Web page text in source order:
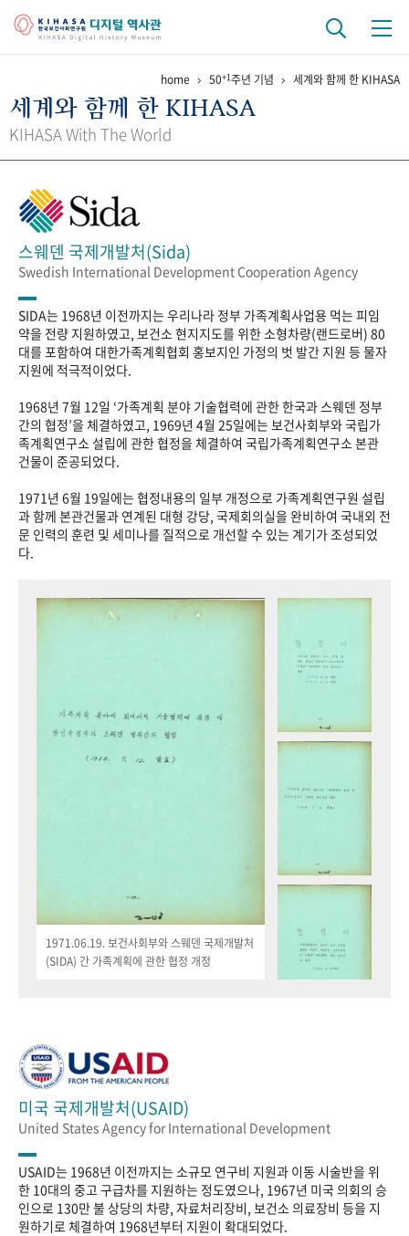
걸어온 길 기관 변천사 역대 기관장
정책과 연구 키워드로 보는 연구 역사
간행물 변천사
기록물 아카이브
사진 아카이브 문서 기록물 행정박물 영상 기록물
성과 50선 숫자로 보는 50년 50+1주년 광장
세계와 함께 한 KIHASA
VR 역사관
home 50+1주년 기념 세계와 함께 한 KIHASA
세계와 함께 한 KIHASA
KIHASA With The World
스웨덴 국제개발처(Sida)
Swedish International Development Cooperation Agency
SIDA는 1968년 이전까지는 우리나라 정부 가족계획사업용 먹는 피임
약을 전량 지원하였고, 보건소 현지지도를 위한 소형차량(랜드로버) 80
대를 포함하여 대한가족계획협회 홍보지인 가정의 벗 발간 지원 등 물자
지원에 적극적이었다.
1968년 7월 12일 ‘가족계획 분야 기술협력에 관한 한국과 스웨덴 정부
간의 협정’을 체결하였고, 1969년 4월 25일에는 보건사회부와 국립가
족계획연구소 설립에 관한 협정을 체결하여 국립가족계획연구소 본관
건물이 준공되었다.
1971년 6월 19일에는 협정내용의 일부 개정으로 가족계획연구원 설립
과 함께 본관건물과 연계된 대형 강당, 국제회의실을 완비하여 국내외 전
문 인력의 훈련 및 세미나를 질적으로 개선할 수 있는 계기가 조성되었
다.
1971.06.19. 보건사회부와 스웨덴 국제개발처
(SIDA) 간 가족계획에 관한 협정 개정
미국 국제개발처(USAID)
United States Agency for International Development
USAID는 1968년 이전까지는 소규모 연구비 지원과 이동 시술반을 위
한 10대의 중고 구급차를 지원하는 정도였으나, 1967년 미국 의회의 승
인으로 130만 불 상당의 차량, 자료처리장비, 보건소 의료장비 등을 지
원하기로 체결하여 1968년부터 지원이 확대되었다.